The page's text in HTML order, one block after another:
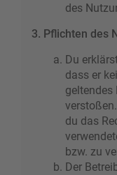
des
3. Pflichten des
Du
dass er
geltendes
du das
bzw. zu
Der